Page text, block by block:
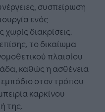
συσπείρωση
ενός
διακρίσεις.
το δικαίωμα
πλαισίου
καθώς η ασθένεια
στον τρόπου
καρκίνου
της.